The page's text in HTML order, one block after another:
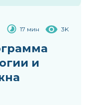
17 мин 3K
и